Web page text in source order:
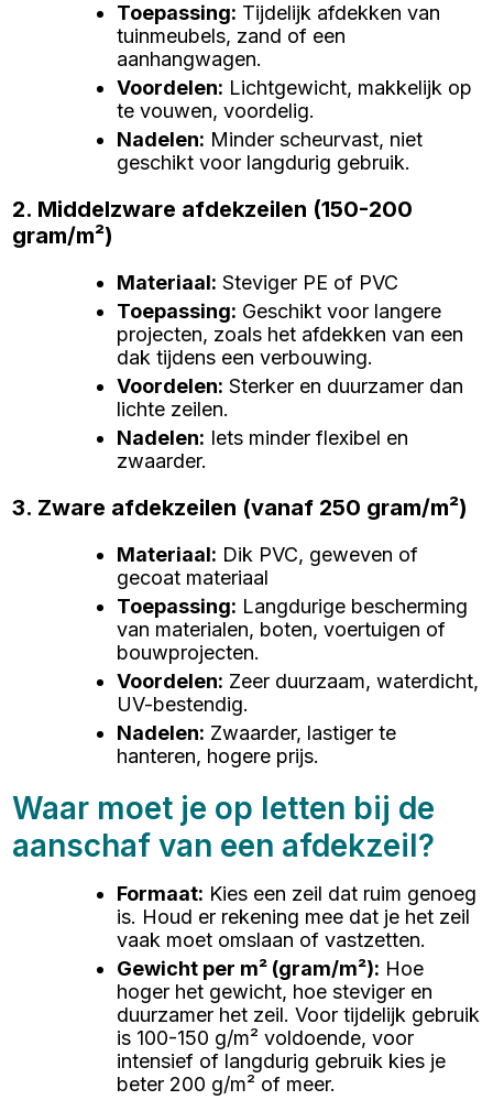
Toepassing: Tijdelijk afdekken van
tuinmeubels, zand of een
aanhangwagen.
Voordelen: Lichtgewicht, makkelijk op
te vouwen, voordelig.
Nadelen: Minder scheurvast, niet
geschikt voor langdurig gebruik.
2. Middelzware afdekzeilen (150-200
gram/m²)
Materiaal: Steviger PE of PVC
Toepassing: Geschikt voor langere
projecten, zoals het afdekken van een
dak tijdens een verbouwing.
Voordelen: Sterker en duurzamer dan
lichte zeilen.
Nadelen: Iets minder flexibel en
zwaarder.
3. Zware afdekzeilen (vanaf 250 gram/m²)
Materiaal: Dik PVC, geweven of
gecoat materiaal
Toepassing: Langdurige bescherming
van materialen, boten, voertuigen of
bouwprojecten.
Voordelen: Zeer duurzaam, waterdicht,
UV-bestendig.
Nadelen: Zwaarder, lastiger te
hanteren, hogere prijs.
Waar moet je op letten bij de
aanschaf van een afdekzeil?
Formaat: Kies een zeil dat ruim genoeg
is. Houd er rekening mee dat je het zeil
vaak moet omslaan of vastzetten.
Gewicht per m² (gram/m²): Hoe
hoger het gewicht, hoe steviger en
duurzamer het zeil. Voor tijdelijk gebruik
is 100-150 g/m² voldoende, voor
intensief of langdurig gebruik kies je
beter 200 g/m² of meer.